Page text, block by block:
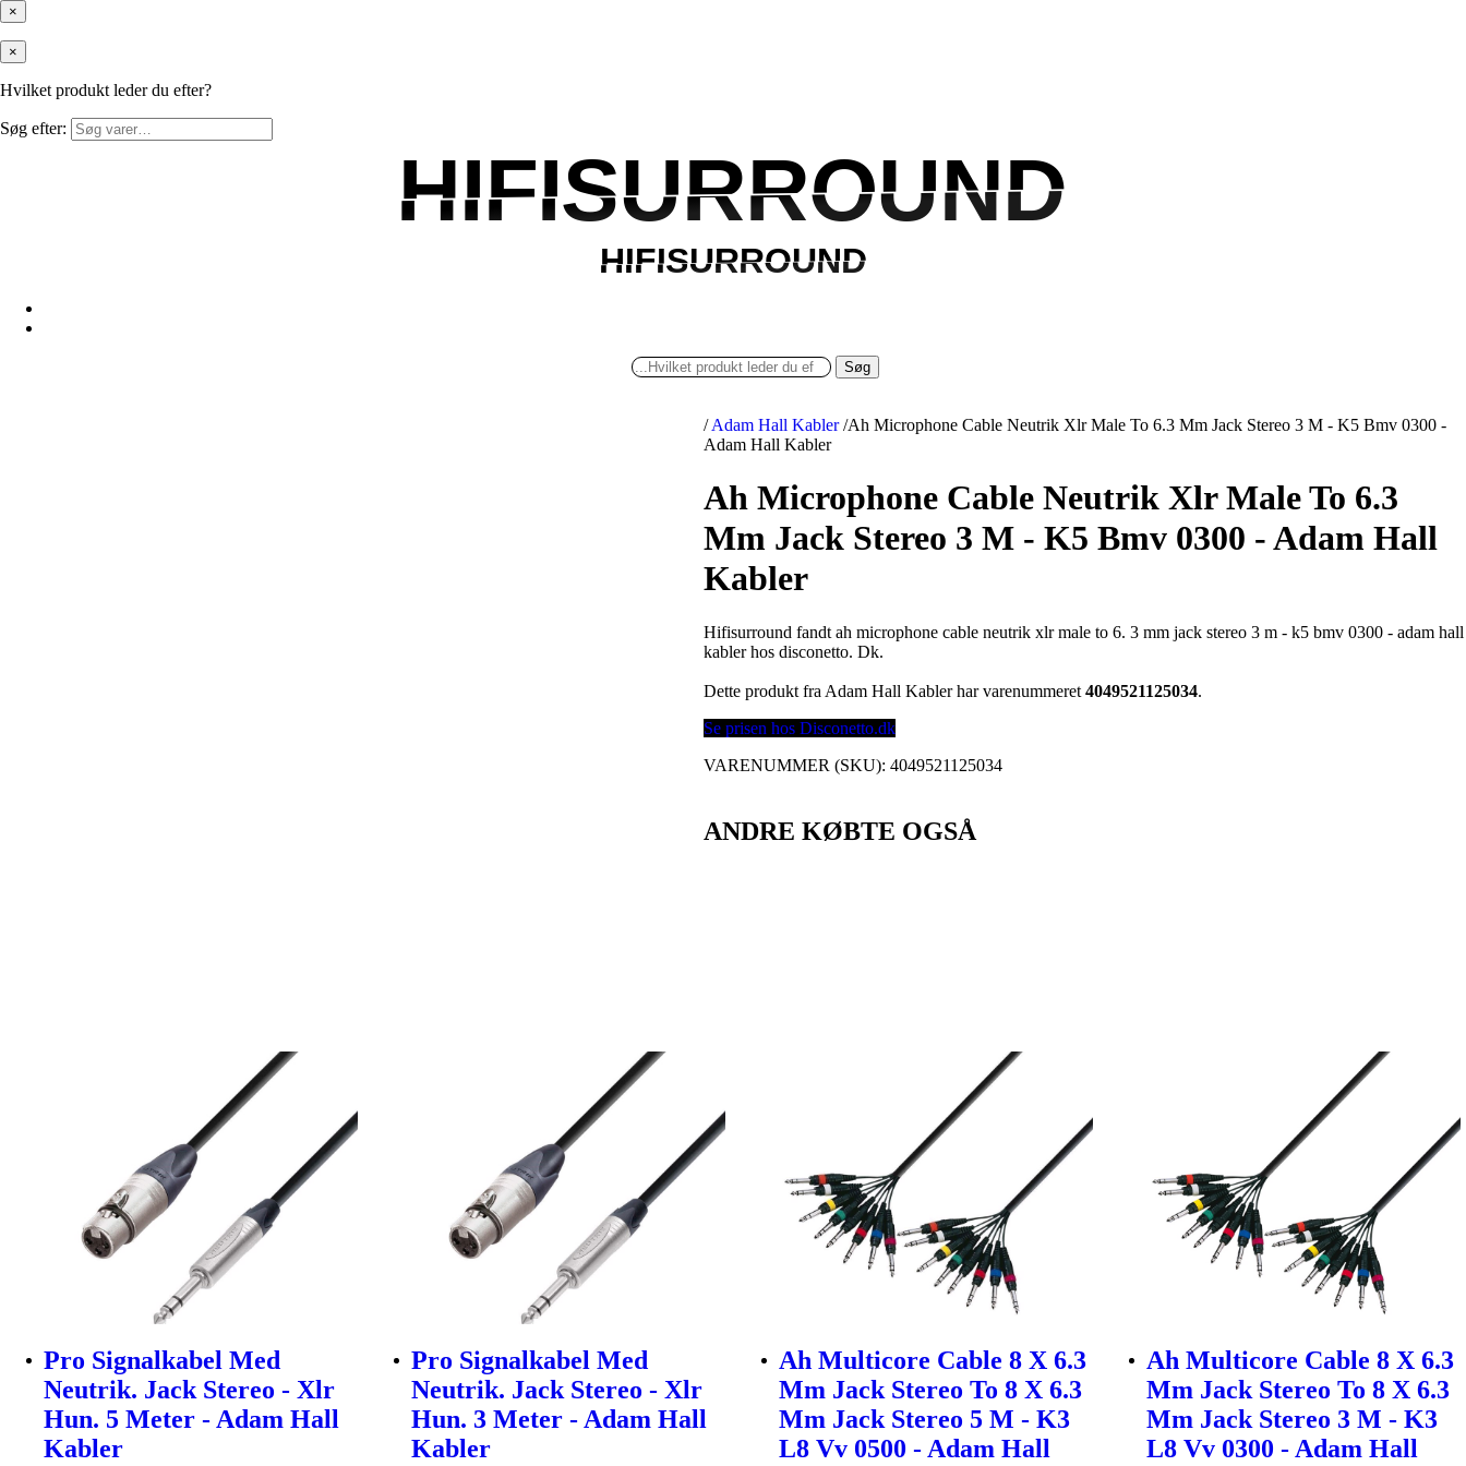
×
×
Hvilket produkt leder du efter?
Søg efter:
HIFISURROUND
HIFISURROUND
HIFISURROUND
HIFISURROUND
Søg
/ Adam Hall Kabler /Ah Microphone Cable Neutrik Xlr Male To 6.3 Mm Jack Stereo 3 M - K5 Bmv 0300 -
Adam Hall Kabler
Ah Microphone Cable Neutrik Xlr Male To 6.3
Mm Jack Stereo 3 M - K5 Bmv 0300 - Adam Hall
Kabler
Hifisurround fandt ah microphone cable neutrik xlr male to 6. 3 mm jack stereo 3 m - k5 bmv 0300 - adam hall
kabler hos disconetto. Dk.
Dette produkt fra Adam Hall Kabler har varenummeret4049521125034.
Se prisen hos Disconetto.dk
VARENUMMER (SKU):4049521125034
ANDRE KØBTE OGSÅ
Pro Signalkabel Med
Neutrik. Jack Stereo - Xlr
Hun. 5 Meter - Adam Hall
Kabler
Pro Signalkabel Med
Neutrik. Jack Stereo - Xlr
Hun. 3 Meter - Adam Hall
Kabler
Ah Multicore Cable 8 X 6.3
Mm Jack Stereo To 8 X 6.3
Mm Jack Stereo 5 M - K3
L8 Vv 0500 - Adam Hall
Ah Multicore Cable 8 X 6.3
Mm Jack Stereo To 8 X 6.3
Mm Jack Stereo 3 M - K3
L8 Vv 0300 - Adam Hall